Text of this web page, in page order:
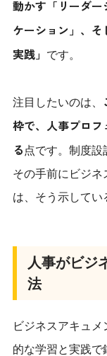
動かす「リーダ
ケーション」、
実践」
です。
注目したいのは、
枠で、人事プロ
る 点です。制度設
その手前にビジ
は、そう示してい
人事がビジ
法
ビジネスアキュ
的な学習と実践で